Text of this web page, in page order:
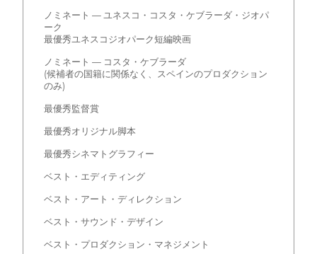
ノミネート — ユネスコ・コスタ・ケブラーダ・ジオパ
ーク
最優秀ユネスコジオパーク短編映画
ノミネート — コスタ・ケブラーダ
(候補者の国籍に関係なく、スペインのプロダクション
のみ)
最優秀監督賞
最優秀オリジナル脚本
最優秀シネマトグラフィー
ベスト・エディティング
ベスト・アート・ディレクション
ベスト・サウンド・デザイン
ベスト・プロダクション・マネジメント